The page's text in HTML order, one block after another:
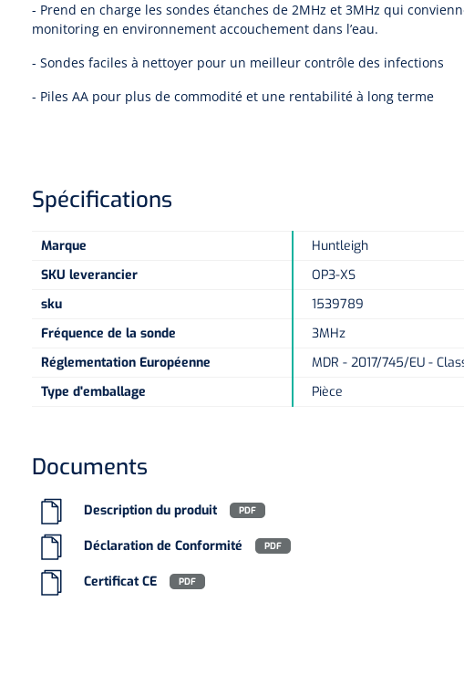
- Prend en charge les sondes étanches de 2MHz et 3MHz qui
monitoring en environnement accouchement dans l’eau.
- Sondes faciles à nettoyer pour un meilleur contrôle des infections
- Piles AA pour plus de commodité et une rentabilité à long terme
Spécifications
Marque
Huntleigh
SKU leverancier
OP3-XS
sku
1539789
Fréquence de la sonde
3MHz
Réglementation Européenne
MDR - 2017/745/EU -
Type d'emballage
Pièce
Documents
Description du produit PDF
Déclaration de Conformité PDF
Certificat CE PDF